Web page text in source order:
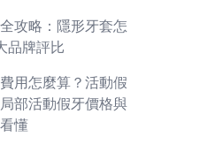
攻略：隱形牙套怎
品牌評比
用怎麼算？活動假
部活動假牙價格與
懂